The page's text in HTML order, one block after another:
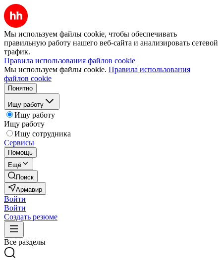
Мы используем файлы cookie, чтобы обеспечивать
правильную работу нашего веб-сайта и анализировать сетевой
трафик.
Правила использования файлов cookie
Мы используем файлы cookie. Правила использования
файлов cookie
Понятно
Ищу работу
Ищу работу
Ищу работу
Ищу сотрудника
Сервисы
Помощь
Ещё
Поиск
Армавир
Войти
Войти
Создать резюме
Все разделы